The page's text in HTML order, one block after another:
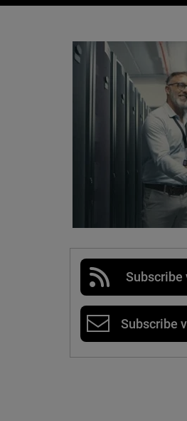
Subscribe
Subscribe